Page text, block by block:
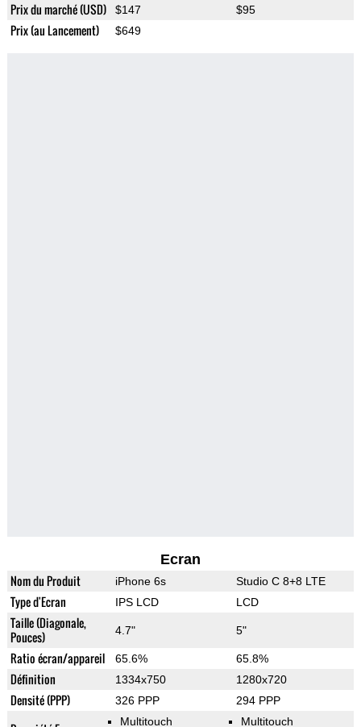
Prix du marché (USD) $147 $95
Prix (au Lancement) $649
Ecran
Nom du Produit iPhone 6s Studio C 8+8 LTE
Type d'Ecran IPS LCD LCD
Taille (Diagonale,
Pouces)
4.7" 5"
Ratio écran/appareil 65.6% 65.8%
Définition 1334x750 1280x720
Densité (PPP) 326 PPP 294 PPP
Multitouch Multitouch